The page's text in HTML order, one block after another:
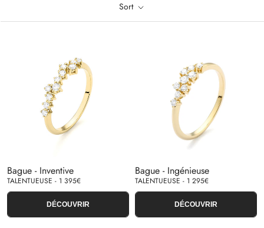
Sort
Bague - Inventive
TALENTUEUSE - 1 395€
DÉCOUVRIR
Bague - Ingénieuse
TALENTUEUSE - 1 295€
DÉCOUVRIR